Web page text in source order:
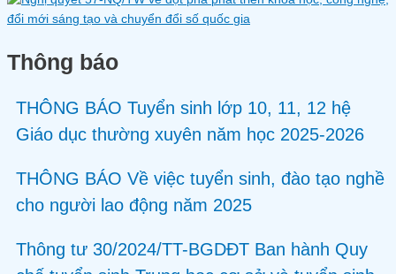
Thông báo
THÔNG BÁO Tuyển sinh lớp 10, 11, 12 hệ
Giáo dục thường xuyên năm học 2025-2026
THÔNG BÁO Về việc tuyển sinh, đào tạo nghề
cho người lao động năm 2025
Thông tư 30/2024/TT-BGDĐT Ban hành Quy